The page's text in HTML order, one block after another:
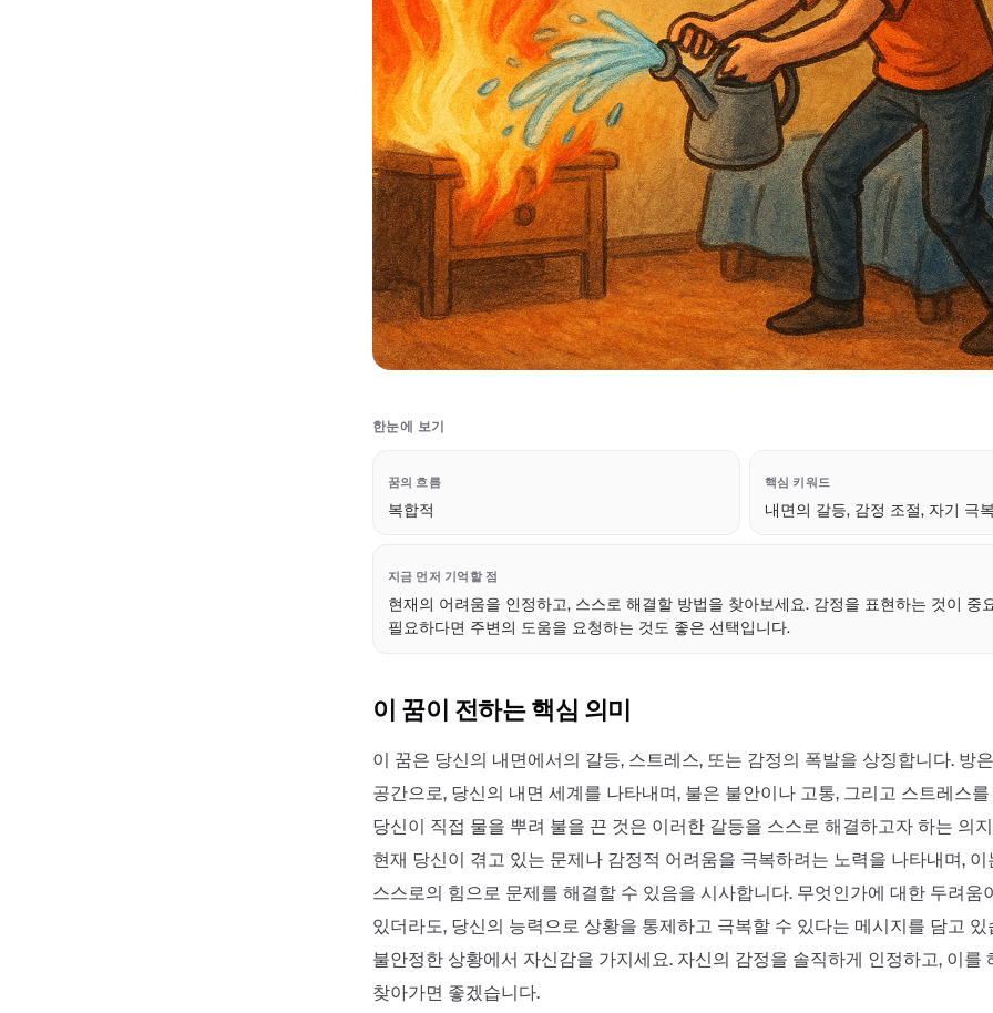
한눈에 보기
꿈의 흐름
복합적
핵심 키워드
내면의 갈등, 감정 조절, 자기 극
지금 먼저 기억할 점
현재의 어려움을 인정하고, 스스로 해결할 방법을 찾아보세요. 감정을 표현하는 것이 중
필요하다면 주변의 도움을 요청하는 것도 좋은 선택입니다.
이 꿈이 전하는 핵심 의미
이 꿈은 당신의 내면에서의 갈등, 스트레스, 또는 감정의 폭발을 상징합니다. 방
공간으로, 당신의 내면 세계를 나타내며, 불은 불안이나 고통, 그리고 스트레스
당신이 직접 물을 뿌려 불을 끈 것은 이러한 갈등을 스스로 해결하고자 하는 의
현재 당신이 겪고 있는 문제나 감정적 어려움을 극복하려는 노력을 나타내며,
스스로의 힘으로 문제를 해결할 수 있음을 시사합니다. 무엇인가에 대한 두려움
있더라도, 당신의 능력으로 상황을 통제하고 극복할 수 있다는 메시지를 담고
불안정한 상황에서 자신감을 가지세요. 자신의 감정을 솔직하게 인정하고, 이를
찾아가면 좋겠습니다.